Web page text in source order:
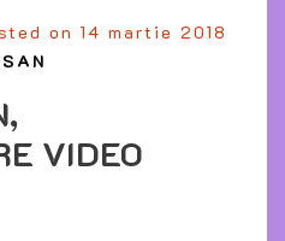
on 14 martie 2018
VIDEO